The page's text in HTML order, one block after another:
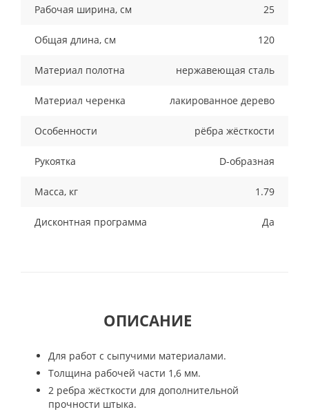
Рабочая ширина, см 25
Общая длина, см 120
Материал полотна нержавеющая сталь
Материал черенка лакированное дерево
Особенности рёбра жёсткости
Рукоятка D-образная
Масса, кг 1.79
Дисконтная программа Да
ОПИСАНИЕ
Для работ с сыпучими материалами.
Толщина рабочей части 1,6 мм.
2 ребра жёсткости для дополнительной
прочности штыка.